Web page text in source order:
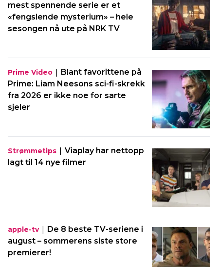
mest spennende serie er et
«fengslende mysterium» – hele
sesongen nå ute på NRK TV
Prime Video | Blant favorittene på
Prime: Liam Neesons sci-fi-skrekk
fra 2026 er ikke noe for sarte
sjeler
Strømmetips | Viaplay har nettopp
lagt til 14 nye filmer
apple-tv| De 8 beste TV-seriene i
august – sommerens siste store
premierer!